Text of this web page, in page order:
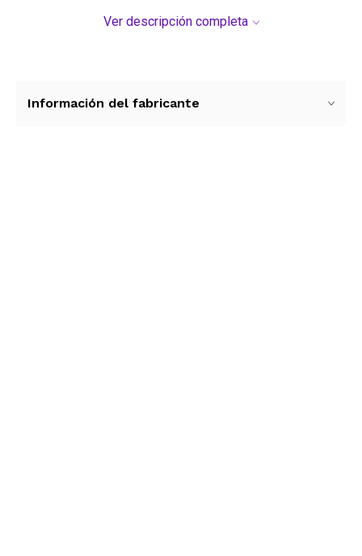
actividades al aire libre, paseos urbanos o
Con un ajuste universal diseñado para
Ver descripción completa
Información del fabricante